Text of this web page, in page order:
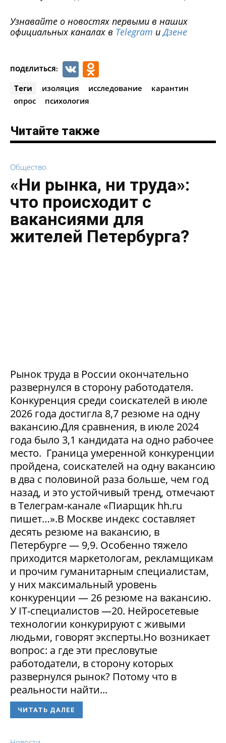
Узнавайте о новостях первыми в наших
официальных каналах в Telegram иДзене
ПОДЕЛИТЬСЯ: VK
Теги изоляция исследование
карантин
опрос
психология
Читайте также
Общество
«Ни рынка, ни труда»:
что происходит с
вакансиями для
жителей Петербурга?
Рынок труда в России окончательно
развернулся в сторону работодателя.
Конкуренция среди соискателей в июле
2026 года достигла 8,7 резюме на одну
вакансию.Для сравнения, в июле 2024
года было 3,1 кандидата на одно рабочее
место. Граница умеренной конкуренции
пройдена, соискателей на одну вакансию
в два с половиной раза больше, чем год
назад, и это устойчивый тренд, отмечают
в Телеграм-канале «Пиарщик hh.ru
пишет…».В Москве индекс составляет
десять резюме на вакансию, в
Петербурге — 9,9. Особенно тяжело
приходится маркетологам, рекламщикам
и прочим гуманитарным специалистам,
у них максимальный уровень
конкуренции — 26 резюме на вакансию.
У IT-специалистов —20. Нейросетевые
технологии конкурируют с живыми
людьми, говорят эксперты.Но возникает
вопрос: а где эти пресловутые
работодатели, в сторону которых
развернулся рынок? Потому что в
реальности найти...
ЧИТАТЬ ДАЛЕЕ